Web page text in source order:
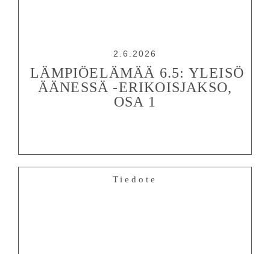
2.6.2026
LÄMPIÖELÄMÄÄ 6.5: YLEISÖ
ÄÄNESSÄ -ERIKOISJAKSO,
OSA 1
Tiedote